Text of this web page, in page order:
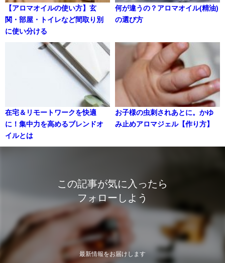
【アロマオイルの使い方】玄
関・部屋・トイレなど間取り別
に使い分ける
何が違うの？アロマオイル(精油)
の選び方
在宅＆リモートワークを快適
に！集中力を高めるブレンドオ
イルとは
お子様の虫刺されあとに。かゆ
み止めアロマジェル【作り方】
この記事が気に入ったら
フォローしよう
最新情報をお届けします